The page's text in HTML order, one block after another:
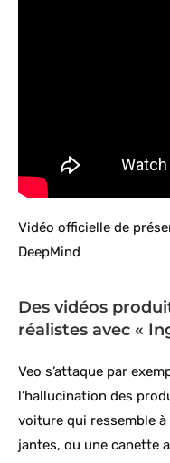
Vidéo officielle de
DeepMind
Des vidéos
réalistes avec «
Veo s’attaque par
l’hallucination des
voiture qui ressemble à
jantes, ou une canette